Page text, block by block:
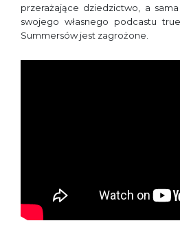
przerażające dziedzictwo, a
swojego własnego podcastu
Summersów jest zagrożone.